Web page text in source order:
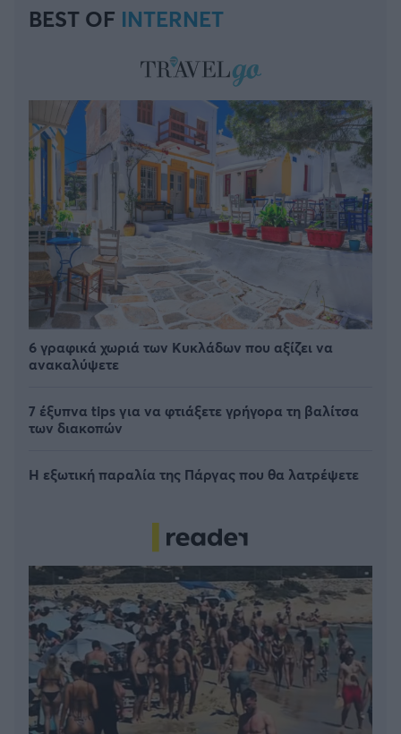
BEST OF INTERNET
6 γραφικά χωριά των Κυκλάδων που αξίζει να
ανακαλύψετε
7 έξυπνα tips για να φτιάξετε γρήγορα τη βαλίτσα
των διακοπών
Η εξωτική παραλία της Πάργας που θα λατρέψετε